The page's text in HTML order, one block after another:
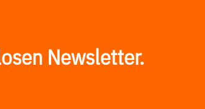
Newsletter.